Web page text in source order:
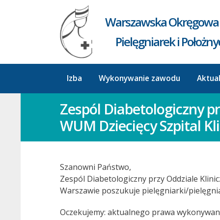
Warszawska
Pielęgniarek i
Izba Wykonywanie zawodu
Zespól Diabetologiczny
WUM Dziecięcy Szpital
Szanowni Państwo,
Zespól Diabetologiczny przy Oddziale
Warszawie poszukuje pielęgniarki/
Oczekujemy: aktualnego prawa